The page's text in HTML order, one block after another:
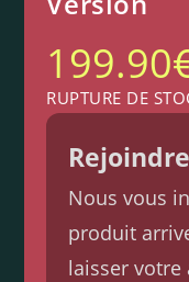
199.90
RUPTURE DE
Nous vous
produit
laisser votre